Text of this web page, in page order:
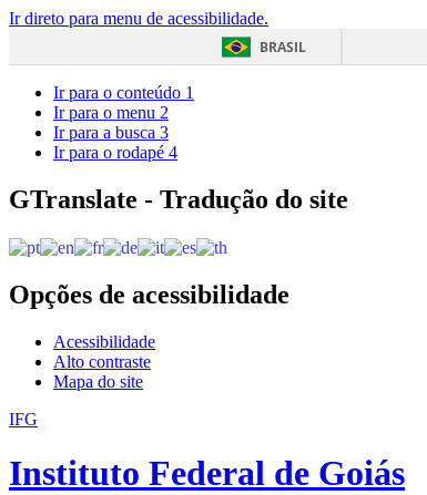
Ir direto para menu de acessibilidade.
BRASIL
Ir para o conteúdo 1
Ir para o menu 2
Ir para a busca 3
Ir para o rodapé 4
GTranslate - Tradução do site
Opções de acessibilidade
Acessibilidade
Alto contraste
Mapa do site
IFG
Instituto Federal de Goiás